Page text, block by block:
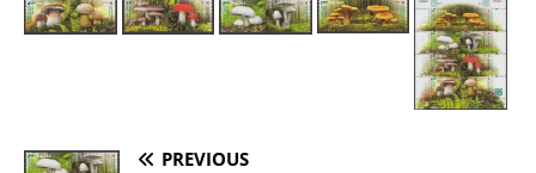
PREVIOUS